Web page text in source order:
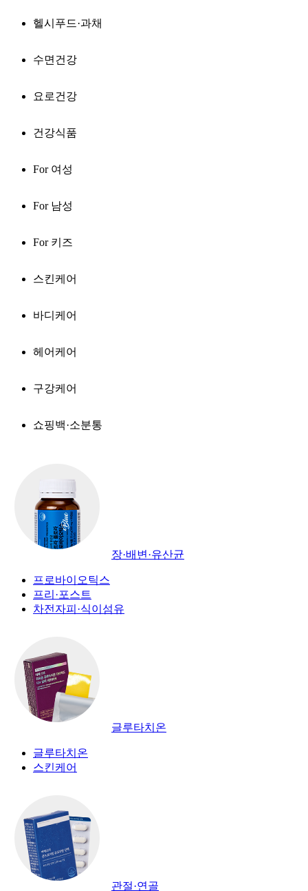
헬시푸드·과채
수면건강
요로건강
건강식품
For 여성
For 남성
For 키즈
스킨케어
바디케어
헤어케어
구강케어
쇼핑백·소분통
장·배변·유산균
프로바이오틱스
프리·포스트
차전자피·식이섬유
글루타치온
글루타치온
스킨케어
관절·연골